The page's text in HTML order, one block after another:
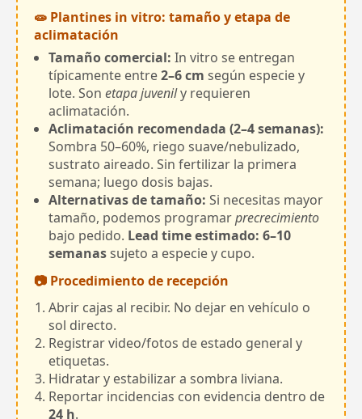
🧫 Plantines in vitro: tamaño y etapa de
aclimatación
Tamaño comercial: In vitro se entregan
típicamente entre2–6 cm según especie y
lote. Son etapa juvenily requieren
aclimatación.
Aclimatación recomendada (2–4 semanas):
Sombra 50–60%, riego suave/nebulizado,
sustrato aireado. Sin fertilizar la primera
semana; luego dosis bajas.
Alternativas de tamaño: Si necesitas mayor
tamaño, podemos programarprecrecimiento
bajo pedido. Lead time estimado: 6–10
semanassujeto a especie y cupo.
📷 Procedimiento de recepción
Abrir cajas al recibir. No dejar en vehículo o
sol directo.
Registrar video/fotos de estado general y
etiquetas.
Hidratar y estabilizar a sombra liviana.
Reportar incidencias con evidencia dentro de
24 h.